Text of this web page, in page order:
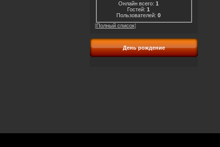
Онлайн всего: 1
Гостей: 1
Пользователей: 0
[Полный список]
День рождение